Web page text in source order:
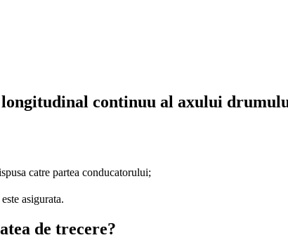
continuu al axului
catre partea conducatorului;
asigurata.
de trecere?